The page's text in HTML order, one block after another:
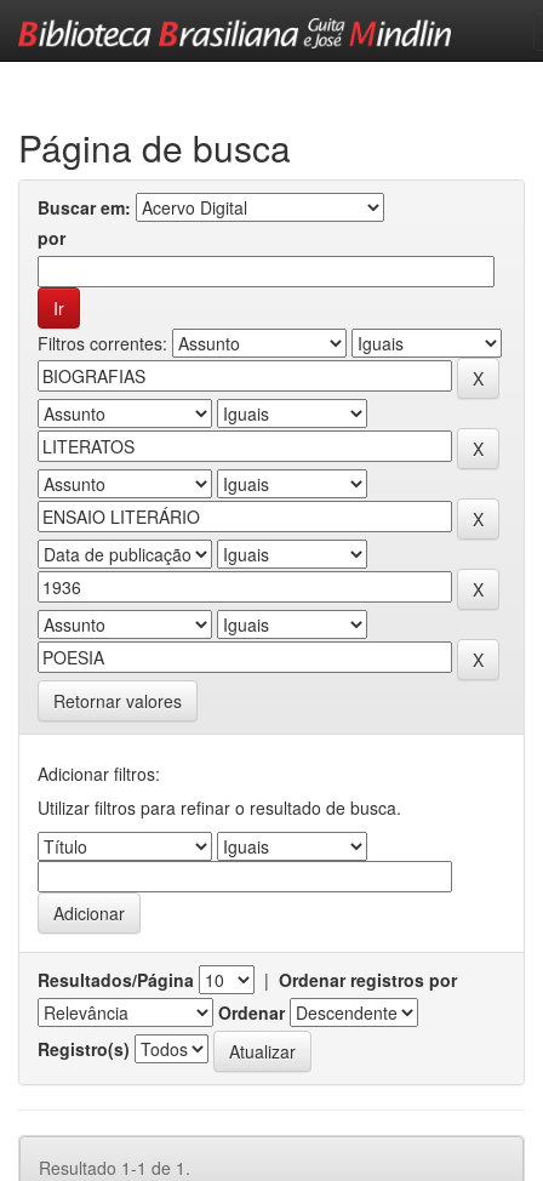
Página de busca
Buscar em:
por
Filtros correntes:
Retornar valores
Adicionar filtros:
Utilizar filtros para refinar o resultado de busca.
Resultados/Página | Ordenar registros por
Ordenar
Registro(s)
Resultado 1-1 de 1.